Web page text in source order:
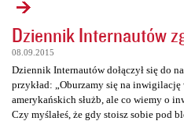
Dziennik Internautów
08.09.2015
Dziennik Internautów dołączył się do
przykład: „Oburzamy się na inwigilację
amerykańskich służb, ale co wiemy o
Czy myślałeś, że gdy stoisz sobie pod